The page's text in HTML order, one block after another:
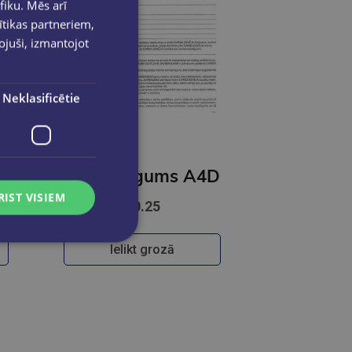
A4, 6 eks. ar vienu Nr Darba līgums A4D
€0.25
Ielikt grozā
Mēs arī
partneriem,
izmantojot
Neklasificētie
VISIEM